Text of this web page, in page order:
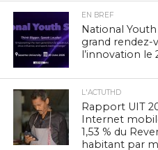
EN BREF
National
grand rendez-
l’innovation le
L'ACTUTHD
Rapport UIT
Internet
1,53 % du
habitant par